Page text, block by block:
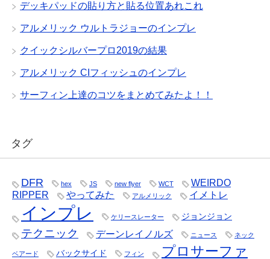
デッキパッドの貼り方と貼る位置あれこれ
アルメリック ウルトラジョーのインプレ
クイックシルバープロ2019の結果
アルメリック CIフィッシュのインプレ
サーフィン上達のコツをまとめてみたよ！！
タグ
DFR hex JS new flyer WCT
WEIRDO
RIPPER
やってみた アルメリック イメトレ
インプレ ケリースレーター ジョンジョン
テクニック デーンレイノルズ ニュース ネック
ベアード バックサイド フィン
プロサーファ